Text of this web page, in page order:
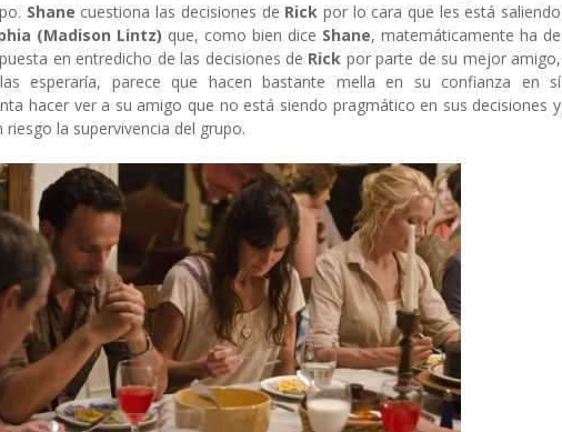
Shane cuestiona las decisiones de Rick por lo cara que les está saliendo
(Madison Lintz) que, como bien dice Shane, matemáticamente ha de
en entredicho de las decisiones de Rick por parte de su mejor amigo,
esperaría, parece que hacen bastante mella en su confianza en sí
hacer ver a su amigo que no está siendo pragmático en sus decisiones y
riesgo la supervivencia del grupo.